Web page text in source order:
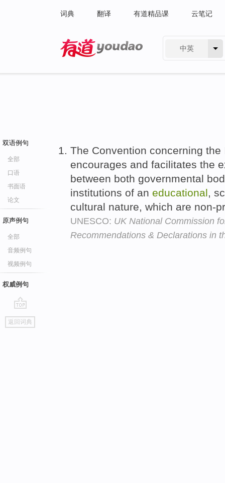
词典 翻译 有道精品课 云笔记
中英
双语例句
全部
口语
书面语
论文
原声例句
全部
音频例句
视频例句
权威例句
go
top
返回词典
The Convention concerning
encourages and facilitates the
between both governmental
institutions of an educational,
cultural nature, which are non-
UNESCO: UK National Commission
Recommendations & Declarations in